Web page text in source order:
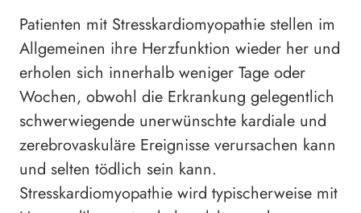
Patienten mit Stresskardiomyopathie stellen im
Allgemeinen ihre Herzfunktion wieder her und
erholen sich innerhalb weniger Tage oder
Wochen, obwohl die Erkrankung gelegentlich
schwerwiegende unerwünschte kardiale und
zerebrovaskuläre Ereignisse verursachen kann
und selten tödlich sein kann.
Stresskardiomyopathie wird typischerweise mit